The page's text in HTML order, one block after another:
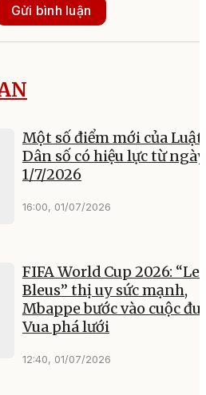
Gửi bình luận
Một số điểm mới của Luật
Dân số có hiệu lực từ ngày
1/7/2026
16:00, 01/07/2026
FIFA World Cup 2026: “Les
Bleus” thị uy sức mạnh,
Mbappe bước vào cuộc
Vua phá lưới
12:40, 01/07/2026